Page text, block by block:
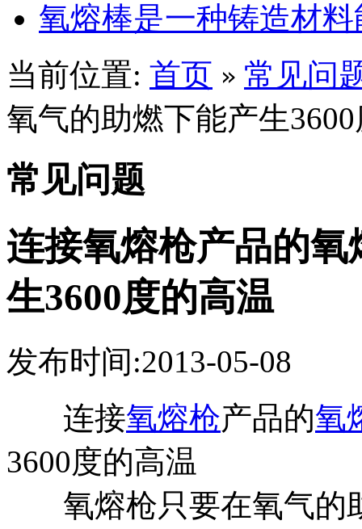
氧熔棒是一种铸造材
当前位置: 首页 » 常见问
氧气的助燃下能产生
常见问题
连接氧熔枪产品的
生3600度的高温
发布时间:2013-05-08
连接氧熔枪产品的氧
3600度的高温
氧熔枪只要在氧气的